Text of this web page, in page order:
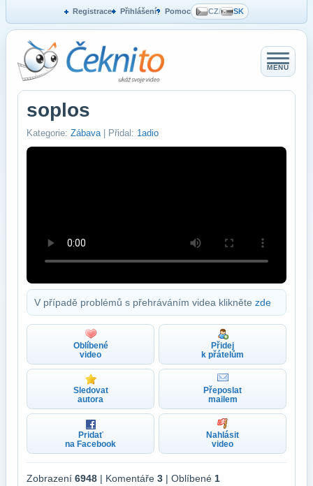
Registrace Přihlášení Pomoc CZ/ SK
MENU
soplos
Kategorie: Zábava | Přidal: 1adio
V případě problémů s přehráváním videa klikněte zde
Oblíbené
video
Přidej
k přátelům
Sledovat
autora
Přeposlat
mailem
Pridať
na Facebook
Nahlásit
video
Zobrazení 6948 | Komentáře 3 | Oblíbené 1